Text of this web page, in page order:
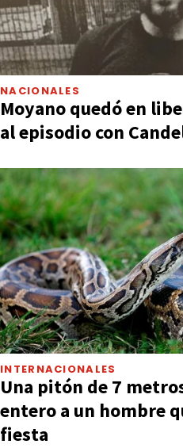
NACIONALES
Moyano quedó en
al episodio con
INTERNACIONALES
Una pitón de 7
entero a un hombre
fiesta